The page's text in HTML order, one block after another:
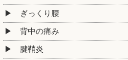
ぎっくり腰
背中の痛み
腱鞘炎